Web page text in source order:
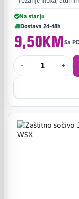
Na stanju
Dostava 24-48h
9,50KMSa
- +